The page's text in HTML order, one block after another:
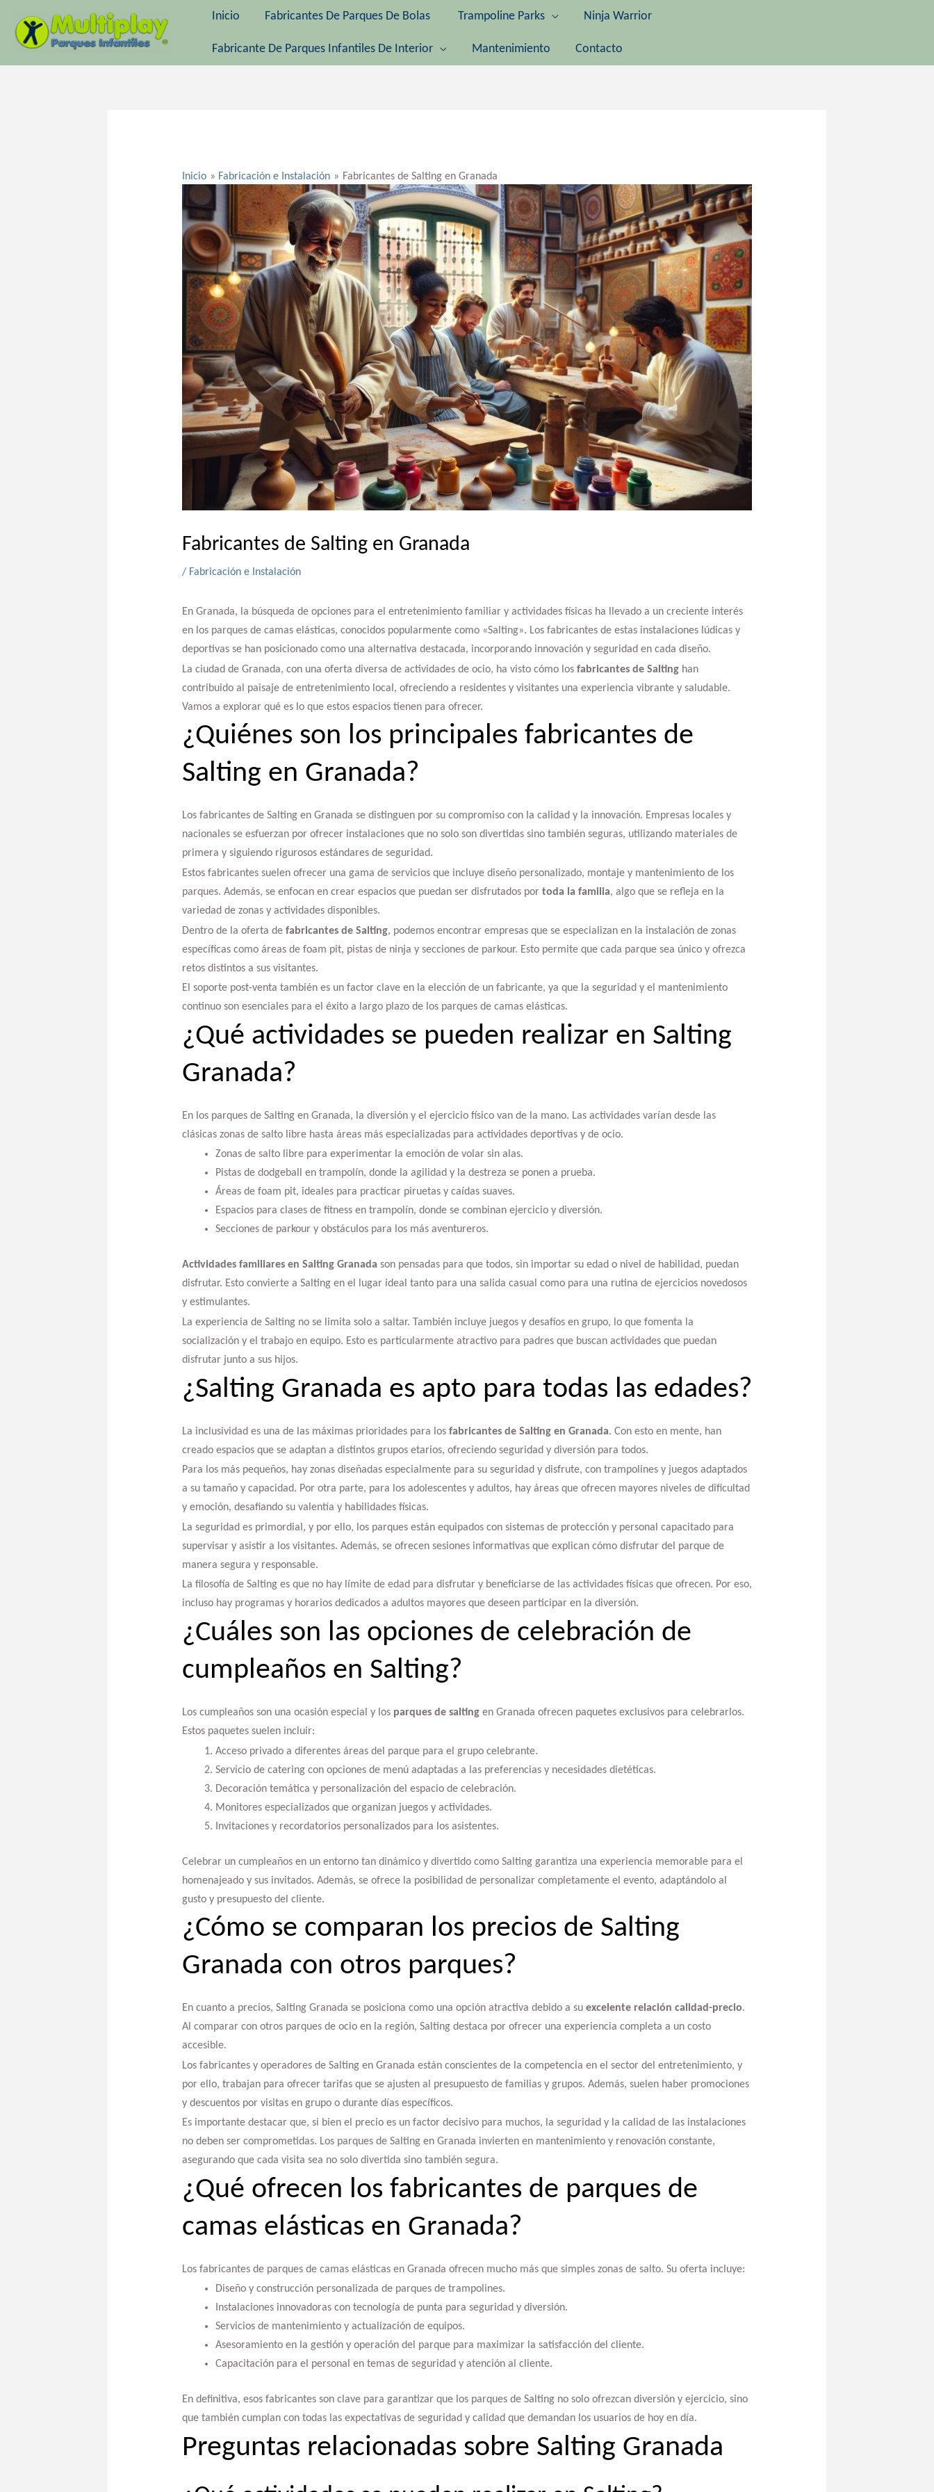
contenido
Inicio Fabricantes De Parques De Bolas Trampoline Parks Ninja Warrior
Fabricante De Parques Infantiles De Interior Mantenimiento Contacto
Inicio Fabricación e Instalación Fabricantes de Salting en Granada
Fabricantes de Salting en Granada
/ Fabricación e Instalación
En Granada, la búsqueda de opciones para el entretenimiento familiar y actividades físicas ha llevado a un creciente interés
en los parques de camas elásticas, conocidos popularmente como «Salting». Los fabricantes de estas instalaciones lúdicas y
deportivas se han posicionado como una alternativa destacada, incorporando innovación y seguridad en cada diseño.
La ciudad de Granada, con una oferta diversa de actividades de ocio, ha visto cómo los fabricantes de Saltinghan
contribuido al paisaje de entretenimiento local, ofreciendo a residentes y visitantes una experiencia vibrante y saludable.
Vamos a explorar qué es lo que estos espacios tienen para ofrecer.
¿Quiénes son los principales fabricantes de
Salting en Granada?
Los fabricantes de Salting en Granada se distinguen por su compromiso con la calidad y la innovación. Empresas locales y
nacionales se esfuerzan por ofrecer instalaciones que no solo son divertidas sino también seguras, utilizando materiales de
primera y siguiendo rigurosos estándares de seguridad.
Estos fabricantes suelen ofrecer una gama de servicios que incluye diseño personalizado, montaje y mantenimiento de los
parques. Además, se enfocan en crear espacios que puedan ser disfrutados por toda la familia, algo que se refleja en la
variedad de zonas y actividades disponibles.
Dentro de la oferta de fabricantes de Salting, podemos encontrar empresas que se especializan en la instalación de zonas
específicas como áreas de foam pit, pistas de ninja y secciones de parkour. Esto permite que cada parque sea único y ofrezca
retos distintos a sus visitantes.
El soporte post-venta también es un factor clave en la elección de un fabricante, ya que la seguridad y el mantenimiento
continuo son esenciales para el éxito a largo plazo de los parques de camas elásticas.
¿Qué actividades se pueden realizar en Salting
Granada?
En los parques de Salting en Granada, la diversión y el ejercicio físico van de la mano. Las actividades varían desde las
clásicas zonas de salto libre hasta áreas más especializadas para actividades deportivas y de ocio.
Zonas de salto libre para experimentar la emoción de volar sin alas.
Pistas de dodgeball en trampolín, donde la agilidad y la destreza se ponen a prueba.
Áreas de foam pit, ideales para practicar piruetas y caídas suaves.
Espacios para clases de fitness en trampolín, donde se combinan ejercicio y diversión.
Secciones de parkour y obstáculos para los más aventureros.
Actividades familiares en Salting Granada son pensadas para que todos, sin importar su edad o nivel de habilidad, puedan
disfrutar. Esto convierte a Salting en el lugar ideal tanto para una salida casual como para una rutina de ejercicios novedosos
y estimulantes.
La experiencia de Salting no se limita solo a saltar. También incluye juegos y desafíos en grupo, lo que fomenta la
socialización y el trabajo en equipo. Esto es particularmente atractivo para padres que buscan actividades que puedan
disfrutar junto a sus hijos.
¿Salting Granada es apto para todas las edades?
La inclusividad es una de las máximas prioridades para los fabricantes de Salting en Granada. Con esto en mente, han
creado espacios que se adaptan a distintos grupos etarios, ofreciendo seguridad y diversión para todos.
Para los más pequeños, hay zonas diseñadas especialmente para su seguridad y disfrute, con trampolines y juegos adaptados
a su tamaño y capacidad. Por otra parte, para los adolescentes y adultos, hay áreas que ofrecen mayores niveles de dificultad
y emoción, desafiando su valentía y habilidades físicas.
La seguridad es primordial, y por ello, los parques están equipados con sistemas de protección y personal capacitado para
supervisar y asistir a los visitantes. Además, se ofrecen sesiones informativas que explican cómo disfrutar del parque de
manera segura y responsable.
La filosofía de Salting es que no hay límite de edad para disfrutar y beneficiarse de las actividades físicas que ofrecen. Por eso,
incluso hay programas y horarios dedicados a adultos mayores que deseen participar en la diversión.
¿Cuáles son las opciones de celebración de
cumpleaños en Salting?
Los cumpleaños son una ocasión especial y los parques de saltingen Granada ofrecen paquetes exclusivos para celebrarlos.
Estos paquetes suelen incluir:
Acceso privado a diferentes áreas del parque para el grupo celebrante.
Servicio de catering con opciones de menú adaptadas a las preferencias y necesidades dietéticas.
Decoración temática y personalización del espacio de celebración.
Monitores especializados que organizan juegos y actividades.
Invitaciones y recordatorios personalizados para los asistentes.
Celebrar un cumpleaños en un entorno tan dinámico y divertido como Salting garantiza una experiencia memorable para el
homenajeado y sus invitados. Además, se ofrece la posibilidad de personalizar completamente el evento, adaptándolo al
gusto y presupuesto del cliente.
¿Cómo se comparan los precios de Salting
Granada con otros parques?
En cuanto a precios, Salting Granada se posiciona como una opción atractiva debido a su excelente relación calidad-precio.
Al comparar con otros parques de ocio en la región, Salting destaca por ofrecer una experiencia completa a un costo
accesible.
Los fabricantes y operadores de Salting en Granada están conscientes de la competencia en el sector del entretenimiento, y
por ello, trabajan para ofrecer tarifas que se ajusten al presupuesto de familias y grupos. Además, suelen haber promociones
y descuentos por visitas en grupo o durante días específicos.
Es importante destacar que, si bien el precio es un factor decisivo para muchos, la seguridad y la calidad de las instalaciones
no deben ser comprometidas. Los parques de Salting en Granada invierten en mantenimiento y renovación constante,
asegurando que cada visita sea no solo divertida sino también segura.
¿Qué ofrecen los fabricantes de parques de
camas elásticas en Granada?
Los fabricantes de parques de camas elásticas en Granada ofrecen mucho más que simples zonas de salto. Su oferta incluye:
Diseño y construcción personalizada de parques de trampolines.
Instalaciones innovadoras con tecnología de punta para seguridad y diversión.
Servicios de mantenimiento y actualización de equipos.
Asesoramiento en la gestión y operación del parque para maximizar la satisfacción del cliente.
Capacitación para el personal en temas de seguridad y atención al cliente.
En definitiva, esos fabricantes son clave para garantizar que los parques de Salting no solo ofrezcan diversión y ejercicio, sino
que también cumplan con todas las expectativas de seguridad y calidad que demandan los usuarios de hoy en día.
Preguntas relacionadas sobre Salting Granada